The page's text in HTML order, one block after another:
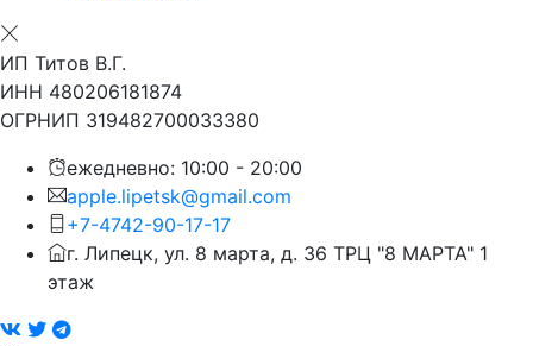
ИП Титов В.Г.
ИНН 480206181874
ОГРНИП 319482700033380
ежедневно: 10:00 - 20:00
apple.lipetsk@gmail.com
+7-4742-90-17-17
г. Липецк, ул. 8 марта, д. 36 ТРЦ "8 МАРТА" 1
этаж